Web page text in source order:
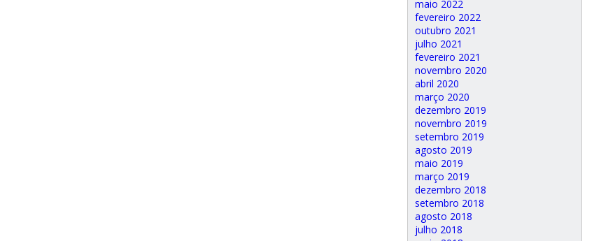
maio 2022
fevereiro 2022
outubro 2021
julho 2021
fevereiro 2021
novembro 2020
abril 2020
março 2020
dezembro 2019
novembro 2019
setembro 2019
agosto 2019
maio 2019
março 2019
dezembro 2018
setembro 2018
agosto 2018
julho 2018